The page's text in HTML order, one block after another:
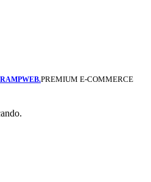
PREMIUM E-COMMERCE